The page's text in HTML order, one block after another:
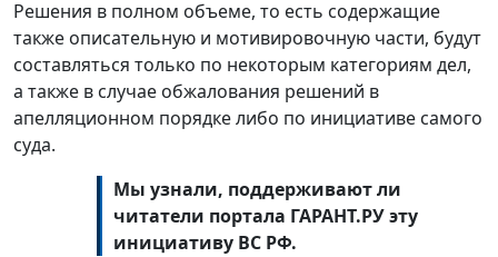
Решения в полном объеме, то есть содержащие
также описательную и мотивировочную части, будут
составляться только по некоторым категориям дел,
а также в случае обжалования решений в
апелляционном порядке либо по инициативе самого
суда.
Мы узнали, поддерживают ли
читатели портала ГАРАНТ.РУ эту
инициативу ВС РФ.